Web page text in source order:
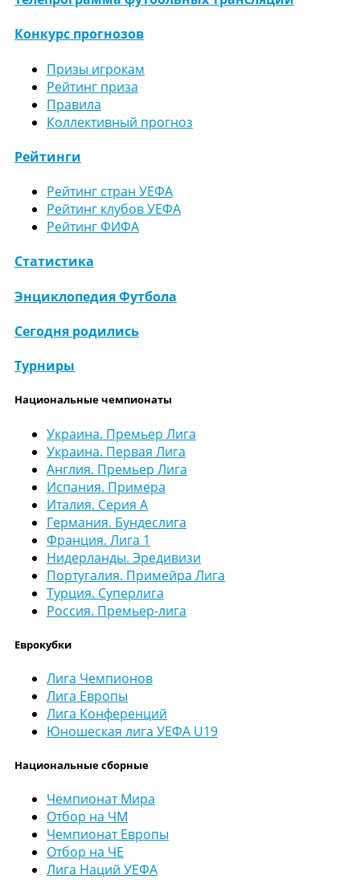
Конкурс прогнозов
Призы игрокам
Рейтинг приза
Правила
Коллективный прогноз
Рейтинги
Рейтинг стран УЕФА
Рейтинг клубов УЕФА
Рейтинг ФИФА
Статистика
Энциклопедия Футбола
Сегодня родились
Турниры
Национальные чемпионаты
Украина. Премьер Лига
Украина. Первая Лига
Англия. Премьер Лига
Испания. Примера
Италия. Серия А
Германия. Бундеслига
Франция. Лига 1
Нидерланды. Эредивизи
Португалия. Примейра Лига
Турция. Суперлига
Россия. Премьер-лига
Еврокубки
Лига Чемпионов
Лига Европы
Лига Конференций
Юношеская лига УЕФА U19
Национальные сборные
Чемпионат Мира
Отбор на ЧМ
Чемпионат Европы
Отбор на ЧЕ
Лига Наций УЕФА